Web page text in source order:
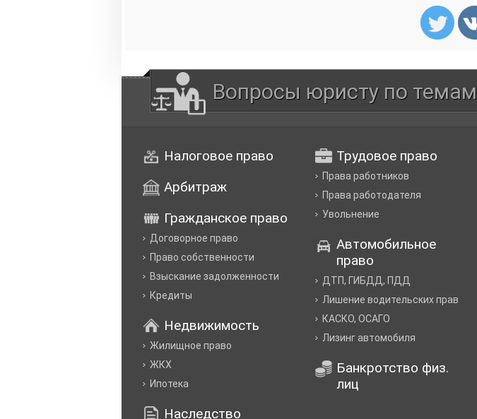
Вопросы юристу по темам
Налоговое право
Арбитраж
Гражданское право
Договорное право
Право собственности
Взыскание задолженности
Кредиты
Недвижимость
Жилищное право
ЖКХ
Ипотека
Наследство
Трудовое право
Права работников
Права работодателя
Увольнение
Автомобильное
право
ДТП, ГИБДД, ПДД
Лишение водительских прав
КАСКО, ОСАГО
Лизинг автомобиля
Банкротство физ.
лиц